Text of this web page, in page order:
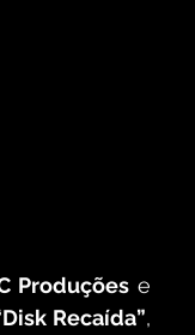
Produções e
Recaída”,